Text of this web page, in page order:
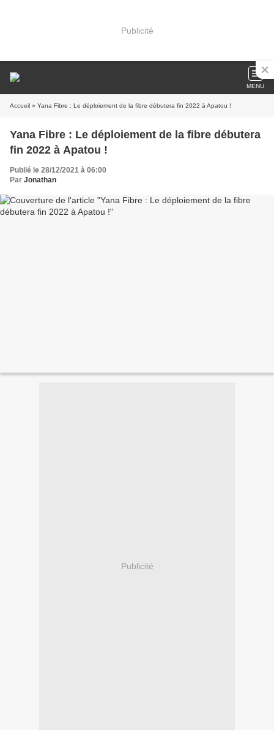
Publicité
MENU
Accueil » Yana Fibre : Le déploiement de la fibre débutera fin 2022 à Apatou !
Yana Fibre : Le déploiement de la fibre débutera
fin 2022 à Apatou !
Publié le 28/12/2021 à 06:00
Par Jonathan
Publicité